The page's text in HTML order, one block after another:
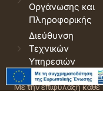
Οργάνωσης και
Πληροφορικής
Διεύθυνση
Τεχνικών
Υπηρεσιών
© 2026 Δήμος Δράμας.
Με την επιφύλαξη κάθε